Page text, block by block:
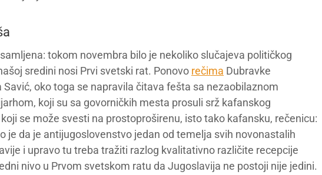
tokom novembra bilo je nekoliko slučajeva političkog
sredini nosi Prvi svetski rat. Ponovo rečima Dubravke
oko toga se napravila čitava fešta sa nezaobilaznom
koji su sa govorničkih mesta prosuli srž kafanskog
se može svesti na prostoproširenu, isto tako kafansku, rečenicu:
je da je antijugoslovenstvo jedan od temelja svih novonastalih
i upravo tu treba tražiti razlog kvalitativno različite recepcije
nivo u Prvom svetskom ratu da Jugoslavija ne postoji nije jedini.